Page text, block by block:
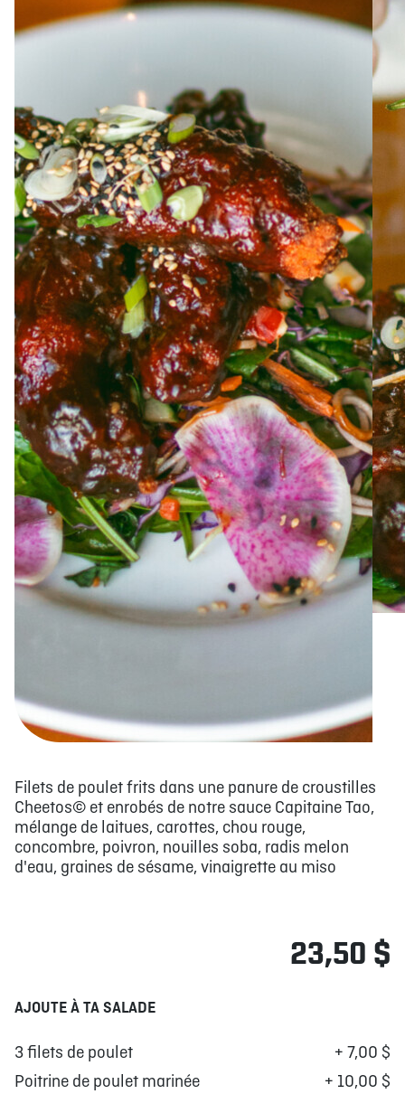
NOUS JOINDRE
DONNER VOTRE OPINION
Filets de poulet frits dans une panure de croustilles
Cheetos© et enrobés de notre sauce Capitaine Tao,
mélange de laitues, carottes, chou rouge,
concombre, poivron, nouilles soba, radis melon
d'eau, graines de sésame, vinaigrette au miso
23,50 $
AJOUTE À TA SALADE
3 filets de poulet
+ 7,00 $
Poitrine de poulet marinée
+ 10,00 $